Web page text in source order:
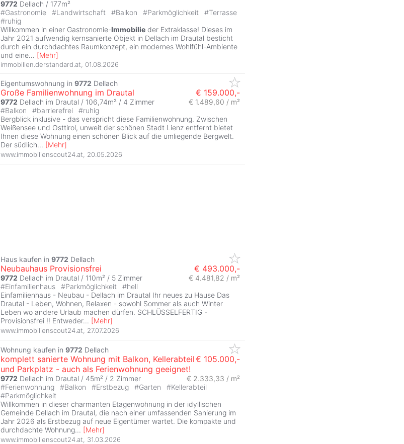
9772 Dellach / 177m²
#Gastronomie #Landwirtschaft #Balkon #Parkmöglichkeit #Terrasse
#ruhig
Willkommen in einer Gastronomie-Immobilie der Extraklasse! Dieses im
Jahr 2021 aufwendig kernsanierte Objekt in Dellach im Drautal besticht
durch ein durchdachtes Raumkonzept, ein modernes Wohlfühl-Ambiente
und eine... [Mehr]
immobilien.derstandard.at, 01.08.2026
Eigentumswohnung in 9772 Dellach
Große Familienwohnung im Drautal € 159.000,-
9772 Dellach im Drautal / 106,74m² / 4 Zimmer
€ 1.489,60 / m²
#Balkon #barrierefrei #ruhig
Bergblick inklusive - das verspricht diese Familienwohnung. Zwischen
Weißensee und Osttirol, unweit der schönen Stadt Lienz entfernt bietet
Ihnen diese Wohnung einen schönen Blick auf die umliegende Bergwelt.
Der südlich... [Mehr]
www.immobilienscout24.at 20.05.2026
Haus kaufen in 9772 Dellach
Neubauhaus Provisionsfrei € 493.000,-
9772 Dellach im Drautal / 110m² / 5 Zimmer
€ 4.481,82 / m²
#Einfamilienhaus #Parkmöglichkeit #hell
Einfamilienhaus - Neubau - Dellach im Drautal Ihr neues zu Hause Das
Drautal - Leben, Wohnen, Relaxen - sowohl Sommer als auch Winter
Leben wo andere Urlaub machen dürfen. SCHLÜSSELFERTIG -
Provisionsfrei !! Entweder... [Mehr]
www.immobilienscout24.at 27.07.2026
Wohnung kaufen in 9772 Dellach
komplett sanierte Wohnung mit Balkon, Kellerabteil
und Parkplatz - auch als Ferienwohnung geeignet!
€ 105.000,-
9772 Dellach im Drautal / 45m² / 2 Zimmer
€ 2.333,33 / m²
#Ferienwohnung #Balkon #Erstbezug #Garten #Kellerabteil
#Parkmöglichkeit
Willkommen in dieser charmanten Etagenwohnung in der idyllischen
Gemeinde Dellach im Drautal, die nach einer umfassenden Sanierung im
Jahr 2026 als Erstbezug auf neue Eigentümer wartet. Die kompakte und
durchdachte Wohnung... [Mehr]
www.immobilienscout24.at 31.03.2026